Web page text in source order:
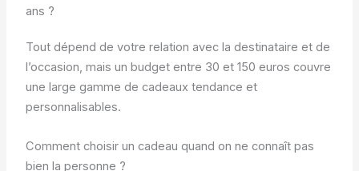
ans ?
Tout dépend de votre relation avec la destinataire et de
l’occasion, mais un budget entre 30 et 150 euros couvre
une large gamme de cadeaux tendance et
personnalisables.
Comment choisir un cadeau quand on ne connaît pas
bien la personne ?